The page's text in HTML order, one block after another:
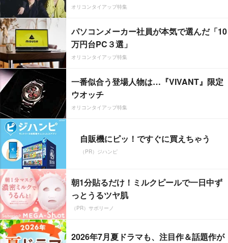
オリコンタイアップ特集
パソコンメーカー社員が本気で選んだ「10
万円台PC３選」
オリコンタイアップ特集
一番似合う登場人物は…『VIVANT』限定
ウオッチ
オリコンタイアップ特集
自販機にピッ！ですぐに買えちゃう
（PR）ジハンピ
朝1分貼るだけ！ミルクピールで一日中ず
っとうるツヤ肌
（PR）サボリーノ
2026年7月夏ドラマも、注目作＆話題作が